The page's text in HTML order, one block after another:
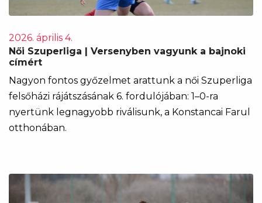
2026. április 4.
Női Szuperliga | Versenyben vagyunk a bajnoki
címért
Nagyon fontos győzelmet arattunk a női Szuperliga
felsőházi rájátszásának 6. fordulójában: 1–0-ra
nyertünk legnagyobb riválisunk, a Konstancai Farul
otthonában.